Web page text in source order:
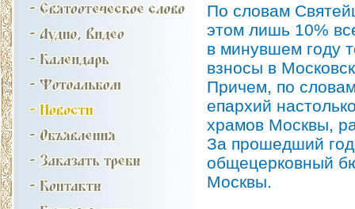
По словам
этом лишь 10%
в минувшем году
взносы в
Причем, по
епархий
храмов Москвы,
За прошедший год
общецерковный
Москвы.